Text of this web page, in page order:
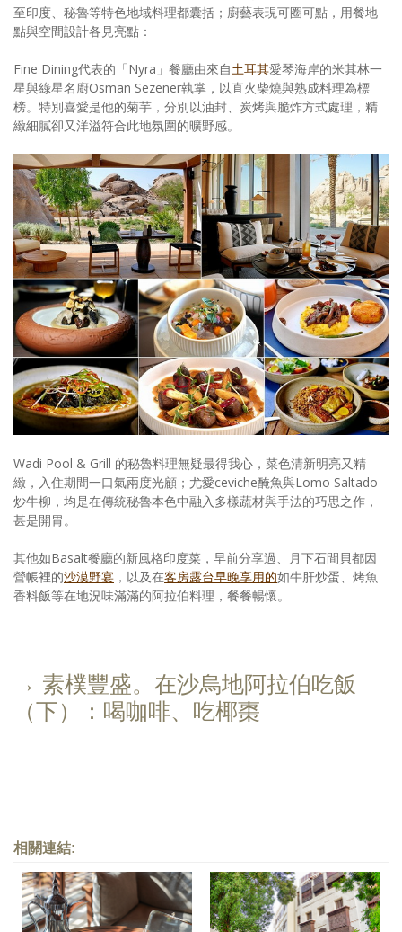
至印度、秘魯等特色地域料理都囊括；廚藝表現可圈可點，用餐地
點與空間設計各見亮點：
Fine Dining代表的「Nyra」餐廳由來自土耳其愛琴海岸的米其林一
星與綠星名廚Osman Sezener執掌，以直火柴燒與熟成料理為標
榜。特別喜愛是他的菊芋，分別以油封、炭烤與脆炸方式處理，精
緻細膩卻又洋溢符合此地氛圍的曠野感。
Wadi Pool & Grill 的秘魯料理無疑最得我心，菜色清新明亮又精
緻，入住期間一口氣兩度光顧；尤愛ceviche醃魚與Lomo Saltado
炒牛柳，均是在傳統秘魯本色中融入多樣蔬材與手法的巧思之作，
甚是開胃。
其他如Basalt餐廳的新風格印度菜，早前分享過、月下石間貝都因
營帳裡的沙漠野宴 ，以及在客房露台早晚享用的如牛肝炒蛋、烤魚
香料飯等在地況味滿滿的阿拉伯料理，餐餐暢懷。
→ 素樸豐盛。在沙烏地阿拉伯吃飯
（下）：喝咖啡、吃椰棗
相關連結: